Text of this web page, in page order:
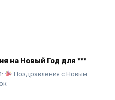
на Новый Год для ***
Поздравления с Новым